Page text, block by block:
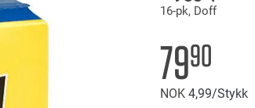
16-pk, Doff
7990
NOK499/Stykk